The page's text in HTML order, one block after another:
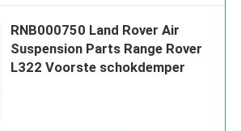
RNB000750 Land Rover Air
Suspension Parts Range Rover
L322 Voorste schokdemper